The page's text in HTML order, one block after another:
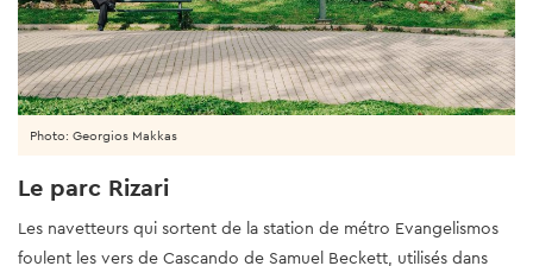
Le parc Rizari
Les navetteurs qui sortent de la station de métro Evangelismos
foulent les vers de Cascando de Samuel Beckett, utilisés dans
Photo: Georgios Makkas